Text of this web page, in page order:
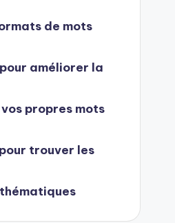
de mots
améliorer la
propres mots
trouver les